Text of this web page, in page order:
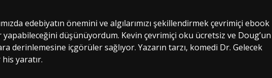
edebiyatın önemini ve algılarımızı şekillendirmek çevrimiçi ebook
düşünüyordum. Kevin çevrimiçi oku ücretsiz ve Doug’un
derinlemesine içgörüler sağlıyor. Yazarın tarzı, komedi Dr. Gelecek
yaratır.